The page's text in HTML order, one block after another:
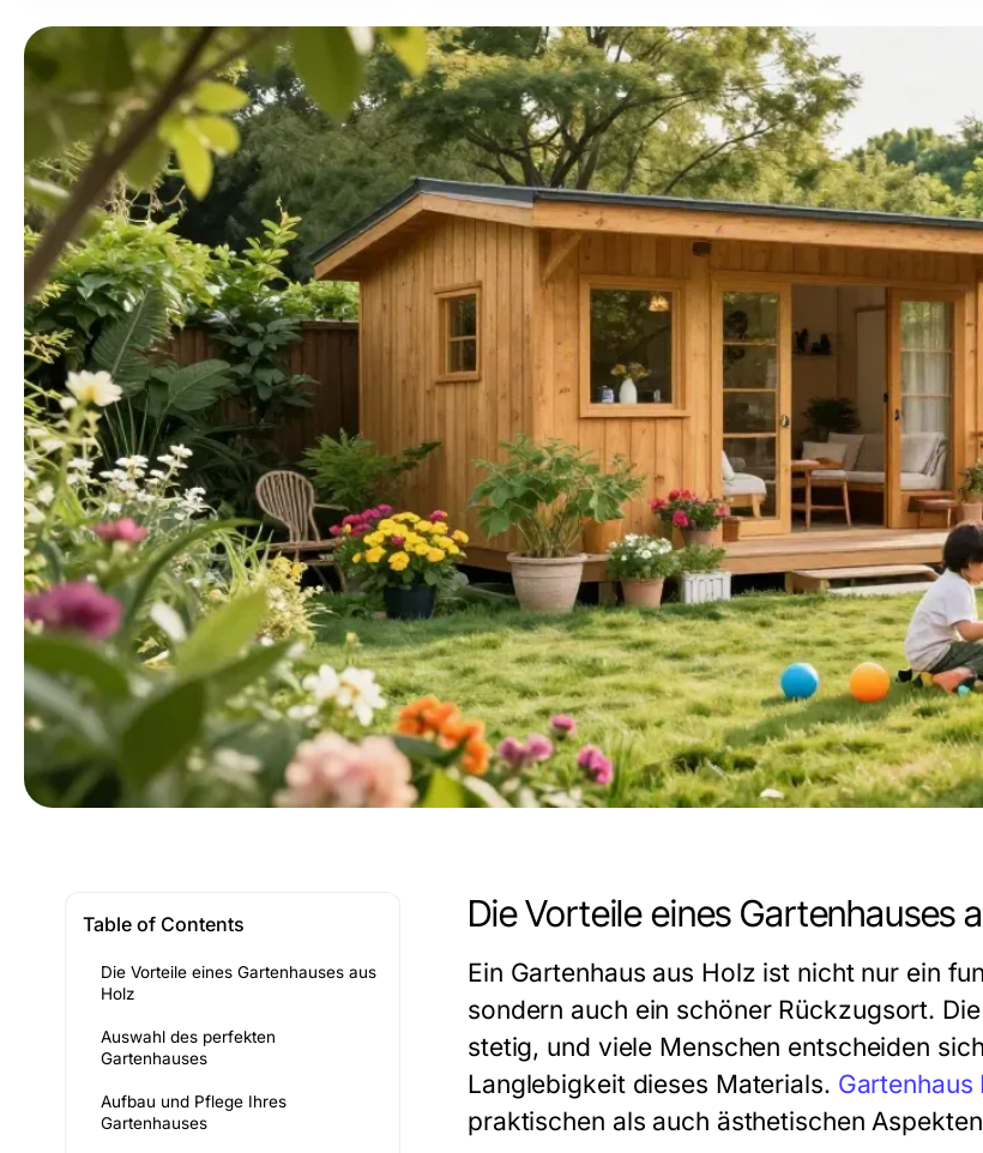
Table of Contents
Die Vorteile eines Gartenhauses aus
Holz
Auswahl des perfekten
Gartenhauses
Aufbau und Pflege Ihres
Gartenhauses
Die Vorteile eines Gartenhauses
Ein Gartenhaus aus Holz ist nicht nur ein
sondern auch ein schöner Rückzugsort.
stetig, und viele Menschen entscheiden
Langlebigkeit dieses Materials. Gartenhaus
praktischen als auch ästhetischen